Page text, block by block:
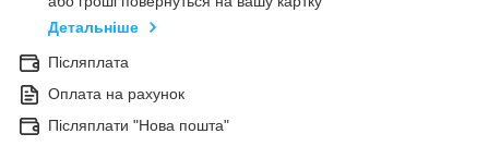
Детальніше
Післяплата
Оплата на рахунок
Післяплати "Нова пошта"